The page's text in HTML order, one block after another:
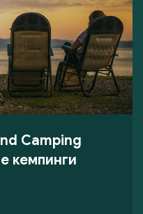
Camping
кемпинги